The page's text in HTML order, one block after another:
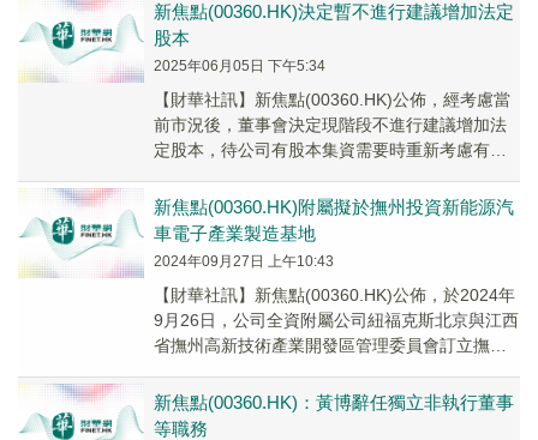
新焦點(00360.HK)決定暫不進行建議增加法定
股本
2025年06月05日 下午5:34
【財華社訊】新焦點(00360.HK)公佈，經考慮當
前市況後，董事會決定現階段不進行建議增加法
定股本，待公司有股本集資需要時重新考慮有關
加...
新焦點(00360.HK)附屬擬於撫州投資新能源汽
車電子產業製造基地
2024年09月27日 上午10:43
【財華社訊】新焦點(00360.HK)公佈，於2024年
9月26日，公司全資附屬公司紐福克斯北京與江西
省撫州高新技術產業開發區管理委員會訂立撫州
新焦點(00360.HK)：黃博辭任獨立非執行董事
等職務